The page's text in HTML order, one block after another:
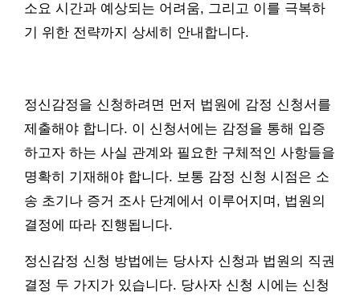
소요 시간과 예상되는 어려움, 그리고 이를 극복하
기 위한 전략까지 상세히 안내합니다.
정신감정을 신청하려면 먼저 법원에 감정 신청서를
제출해야 합니다. 이 신청서에는 감정을 통해 입증
하고자 하는 사실 관계와 필요한 구체적인 사항들을
명확히 기재해야 합니다. 보통 감정 신청 시점은 소
송 초기나 증거 조사 단계에서 이루어지며, 법원의
결정에 따라 진행됩니다.
정신감정 신청 방법에는 당사자 신청과 법원의 직권
결정 두 가지가 있습니다. 당사자 신청 시에는 신청